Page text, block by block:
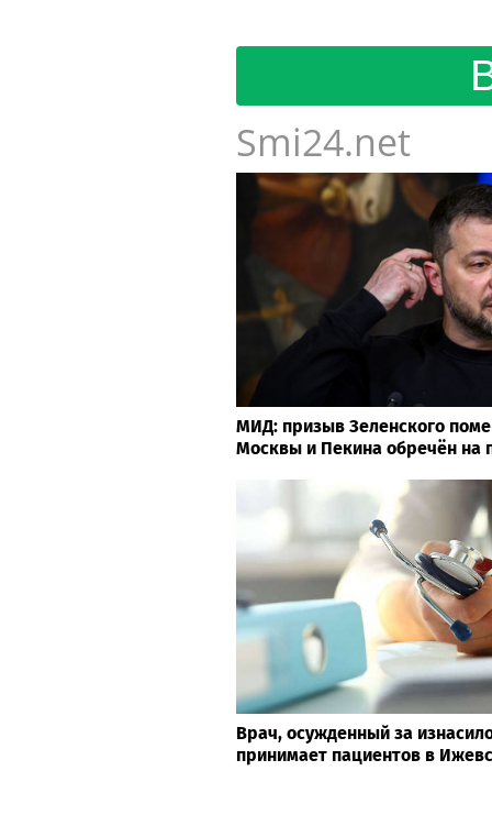
Smi24.net
МИД: призыв Зеленского
Москвы и Пекина обречён на
Врач, осужденный за
принимает пациентов в